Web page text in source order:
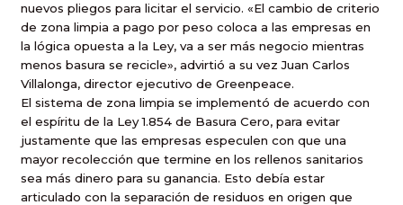
nuevos pliegos para licitar el servicio. «El cambio de criterio
de zona limpia a pago por peso coloca a las empresas en
la lógica opuesta a la Ley, va a ser más negocio mientras
menos basura se recicle», advirtió a su vez Juan Carlos
Villalonga, director ejecutivo de Greenpeace.
El sistema de zona limpia se implementó de acuerdo con
el espíritu de la Ley 1.854 de Basura Cero, para evitar
justamente que las empresas especulen con que una
mayor recolección que termine en los rellenos sanitarios
sea más dinero para su ganancia. Esto debía estar
articulado con la separación de residuos en origen que